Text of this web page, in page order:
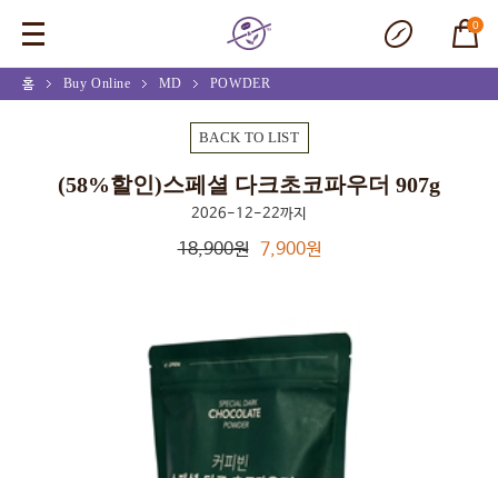
0
홈 Buy Online MD POWDER
BACK TO LIST
(58%할인)스페셜 다크초코파우더 907g
2026-12-22까지
18,900원 7,900원